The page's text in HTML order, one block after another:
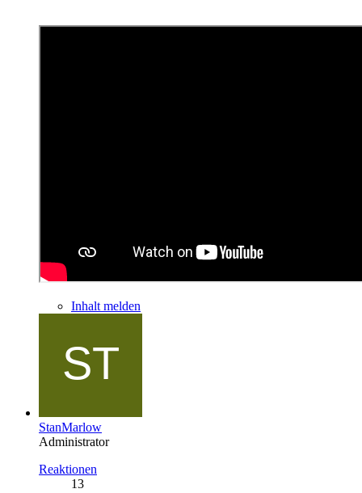
Inhalt melden
StanMarlow
Administrator
Reaktionen
13